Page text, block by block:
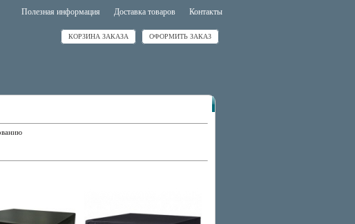
Полезная информация Доставка товаров Контакты
КОРЗИНА ЗАКАЗА ОФОРМИТЬ ЗАКАЗ